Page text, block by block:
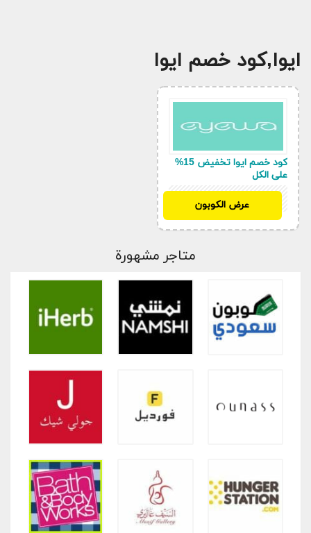
ايوا,كود خصم ايوا
كود خصم ايوا تخفيض 15%
على الكل
ADM204عرض الكوبون
متاجر مشهورة